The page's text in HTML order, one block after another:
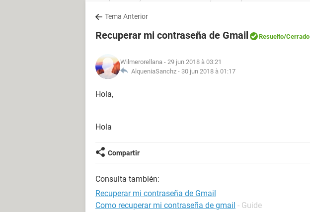
Tema Anterior
Recuperar mi contraseña de Gmail Resuelto/Cerrado
Wilmerorellana - 29 jun 2018 à 03:21
AlqueniaSanchz - 30 jun 2018 à 01:17
Hola,
Hola
Compartir
Consulta también:
Recuperar mi contraseña de Gmail
Como recuperar mi contraseña de gmail - Guide